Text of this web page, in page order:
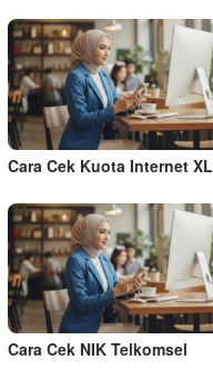
Cara Cek Kuota Internet XL
Cara Cek NIK Telkomsel